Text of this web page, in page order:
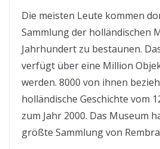
Die meisten Leute kommen
Sammlung der holländischen
Jahrhundert zu bestaunen.
verfügt über eine Million
werden. 8000 von ihnen
holländische Geschichte vom
zum Jahr 2000. Das Museum
größte Sammlung von